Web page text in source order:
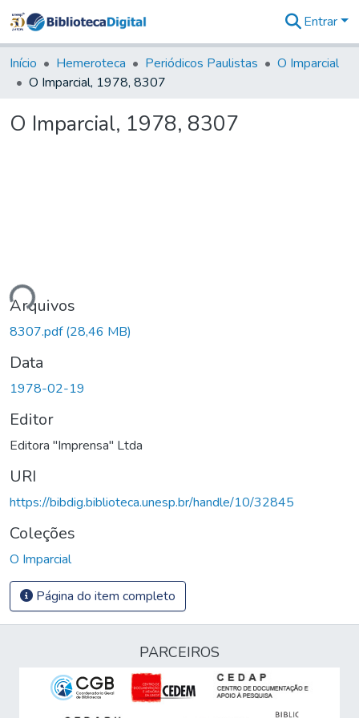
&
Coleções
Tudo na
Digital
Entrar
Início Hemeroteca Periódicos Paulistas
O Imparcial
O Imparcial, 1978, 8307
O Imparcial, 1978, 8307
Arquivos
8307.pdf(28,46 MB)
Data
1978-02-19
Editor
Editora "Imprensa" Ltda
URI
https://bibdig.biblioteca.unesp.br/handle/10/32845
Coleções
O Imparcial
Página do item completo
PARCEIROS